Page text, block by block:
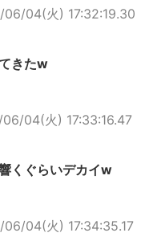
06/04(火) 17:32:19.30
きたw
04(火) 17:33:16.47
くぐらいデカイw
06/04(火) 17:34:35.17